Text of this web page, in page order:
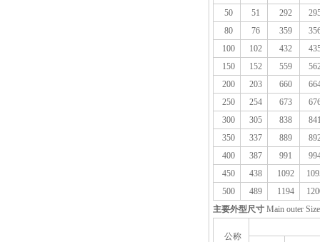
50
51 292
80
76 359
100
102 432
150
152 559
200
203 660
250
254 673
300
305 838
350
337 889
400
387 991
450
438 1092
500
489 1194
主要外型尺寸 Main outer Size
公称